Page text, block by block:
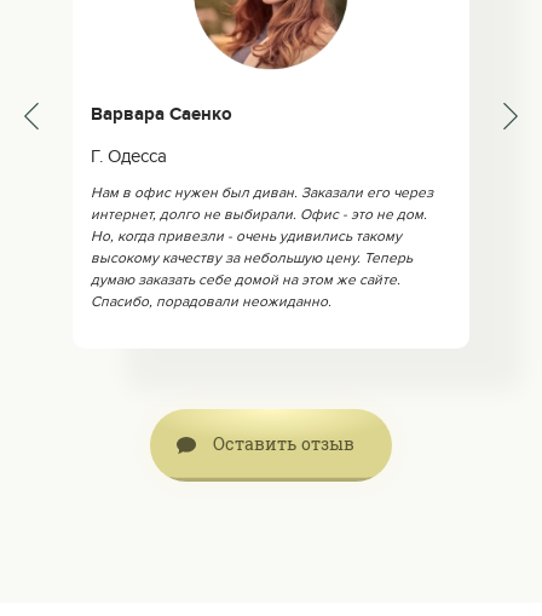
Варвара Саенко
Г. Одесса
Нам в офис нужен был диван. Заказали его через
интернет, долго не выбирали. Офис - это не дом.
Но, когда привезли - очень удивились такому
высокому качеству за небольшую цену. Теперь
думаю заказать себе домой на этом же сайте.
Спасибо, порадовали неожиданно.
Оставить отзыв